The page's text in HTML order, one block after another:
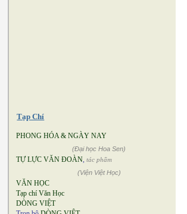
Tạp Chí
PHONG HÓA & NGÀY NAY
(Đại học Hoa Sen)
TỰ LỰC VĂN ĐOÀN, tác phẩm
(Viện Việt Học)
VĂN HỌC
Tạp chí Văn Học
DÒNG VIỆT